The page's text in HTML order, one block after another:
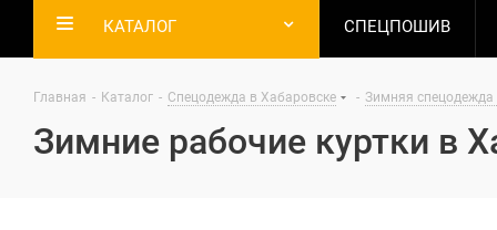
КАТАЛОГ СПЕЦПОШИВ
Главная - Каталог - Спецодежда в Хабаровске - Зимняя спецодежда
Зимние рабочие куртки в